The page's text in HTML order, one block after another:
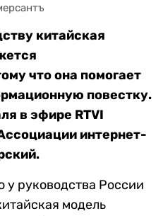
китайская
что она помогает
повестку.
в эфире RTVI
интернет-
у руководства России
модель